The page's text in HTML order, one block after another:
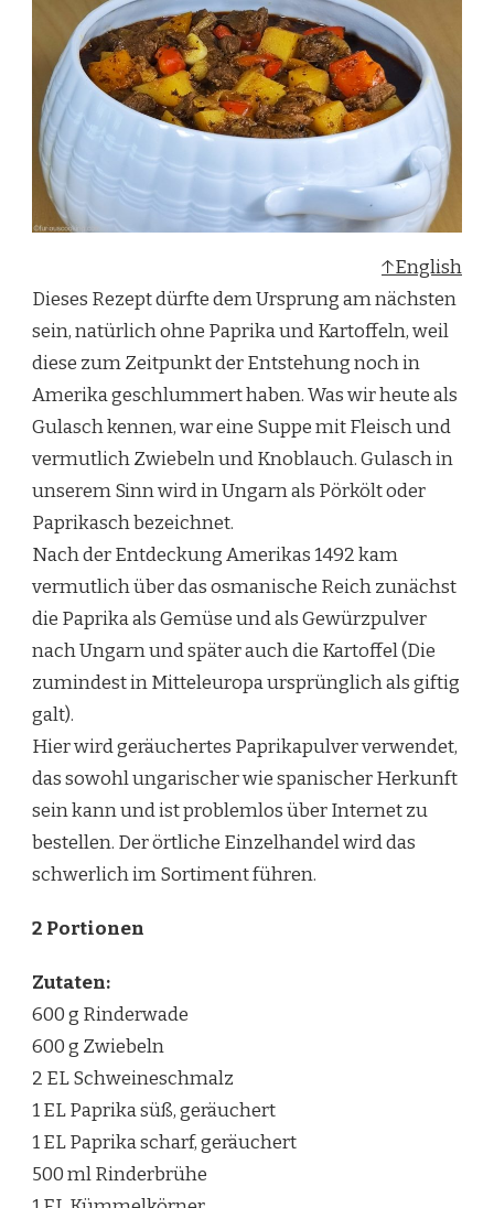
↑English
Dieses Rezept dürfte dem Ursprung am nächsten
sein, natürlich ohne Paprika und Kartoffeln, weil
diese zum Zeitpunkt der Entstehung noch in
Amerika geschlummert haben. Was wir heute als
Gulasch kennen, war eine Suppe mit Fleisch und
vermutlich Zwiebeln und Knoblauch. Gulasch in
unserem Sinn wird in Ungarn als Pörkölt oder
Paprikasch bezeichnet.
Nach der Entdeckung Amerikas 1492 kam
vermutlich über das osmanische Reich zunächst
die Paprika als Gemüse und als Gewürzpulver
nach Ungarn und später auch die Kartoffel (Die
zumindest in Mitteleuropa ursprünglich als giftig
galt).
Hier wird geräuchertes Paprikapulver verwendet,
das sowohl ungarischer wie spanischer Herkunft
sein kann und ist problemlos über Internet zu
bestellen. Der örtliche Einzelhandel wird das
schwerlich im Sortiment führen.
2 Portionen
Zutaten:
600 g Rinderwade
600 g Zwiebeln
2 EL Schweineschmalz
1 EL Paprika süß, geräuchert
1 EL Paprika scharf, geräuchert
500 ml Rinderbrühe